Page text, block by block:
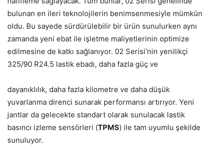
bulunan en ileri teknolojilerin benimsenmesiyle mümkün
oldu. Bu sayede sürdürülebilir bir ürün sunulurken aynı
zamanda yeni ebat ile işletme maliyetlerinin optimize
edilmesine de katkı sağlanıyor. 02 Serisi’nin yenilikçi
325/90 R24.5 lastik ebadı, daha fazla güç ve
dayanıklılık, daha fazla kilometre ve daha düşük
yuvarlanma direnci sunarak performansı artırıyor. Yeni
jantlar da gelecekte standart olarak sunulacak lastik
basıncı izleme sensörleri (TPMS) ile tam uyumlu şekilde
sunuluyor.